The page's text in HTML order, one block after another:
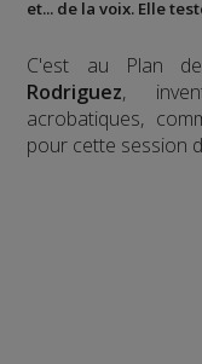
et... de la voix. Elle
C'est au Plan
Rodriguez,
acrobatiques,
pour cette session